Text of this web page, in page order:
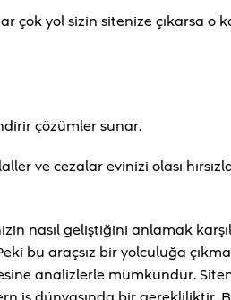
yol sizin sitenize çıkarsa o
çözümler sunar.
ve cezalar evinizi olası
nasıl geliştiğini anlamak
bu araçsız bir yolculuğa
analizlerle mümkündür.